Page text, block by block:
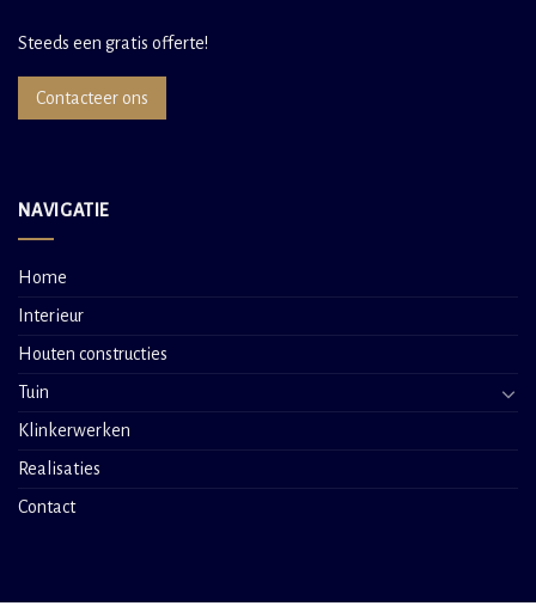
Steeds een gratis offerte!
Contacteer ons
NAVIGATIE
Home
Interieur
Houten constructies
Tuin
Klinkerwerken
Realisaties
Contact